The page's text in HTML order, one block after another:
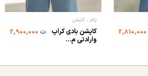
پافر ، کاپشن
کاپشن بادی کراپ
وارادتی م...
ت2,900,000